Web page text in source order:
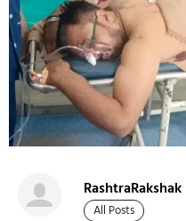
RashtraRakshak
All Posts